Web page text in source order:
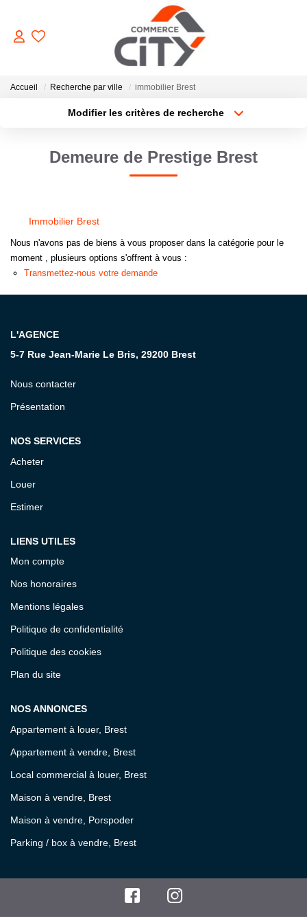
ACHETER
LOUER
GERER
NOTRE AGENCE
Accueil Recherche par ville immobilier Brest
Modifier les critères de recherche
Type de bien
Surface min
Créer une alerte
Demeure de Prestige Brest
Immobilier Brest
Nous n'avons pas de biens à vous proposer dans la catégorie pour le
moment , plusieurs options s'offrent à vous :
Transmettez-nous votre demande
L'AGENCE
5-7 Rue Jean-Marie Le Bris, 29200 Brest
Nous contacter
Présentation
NOS SERVICES
Acheter
Louer
Estimer
LIENS UTILES
Mon compte
Nos honoraires
Mentions légales
Politique de confidentialité
Politique des cookies
Plan du site
NOS ANNONCES
Appartement à louer, Brest
Appartement à vendre, Brest
Local commercial à louer, Brest
Maison à vendre, Brest
Maison à vendre, Porspoder
Parking / box à vendre, Brest